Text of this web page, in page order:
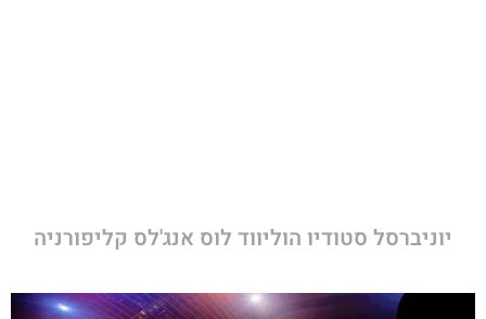
יוניברסל סטודיו הוליווד לוס אנג'לס קליפורניה